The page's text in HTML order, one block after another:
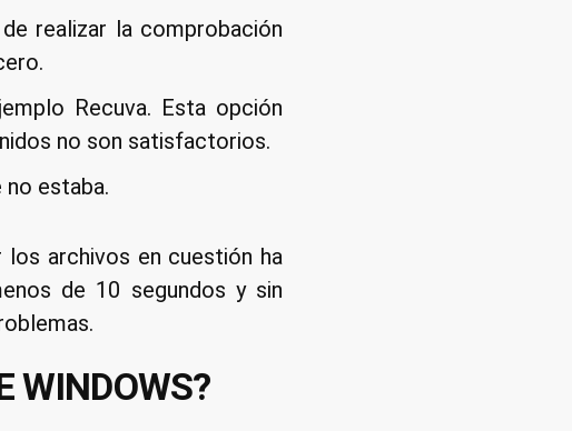
realizar la comprobación
Recuva. Esta opción
no son satisfactorios.
no estaba.
archivos en cuestión ha
de 10 segundos y sin
WINDOWS?